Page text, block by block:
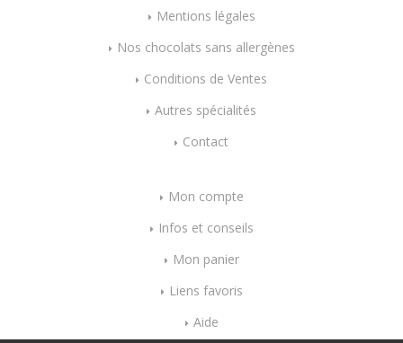
Mentions légales
Nos chocolats sans allergènes
Conditions de Ventes
Autres spécialités
Contact
Mon compte
Infos et conseils
Mon panier
Liens favoris
Aide